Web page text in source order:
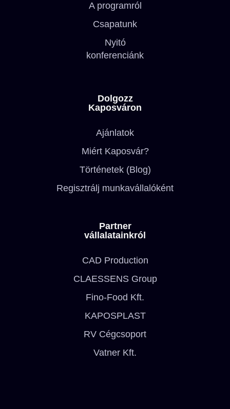
A programról
Csapatunk
Nyitó
konferenciánk
Dolgozz
Kaposváron
Ajánlatok
Miért Kaposvár?
Történetek (Blog)
Regisztrálj munkavállalóként
Partner
vállalatainkról
CAD Production
CLAESSENS Group
Fino-Food Kft.
KAPOSPLAST
RV Cégcsoport
Vatner Kft.